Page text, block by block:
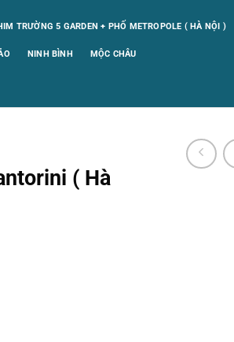
TRƯỜNG 5 GARDEN + PHỐ METROPOLE ( HÀ NỘI )
NINH BÌNH MỘC CHÂU
( Hà